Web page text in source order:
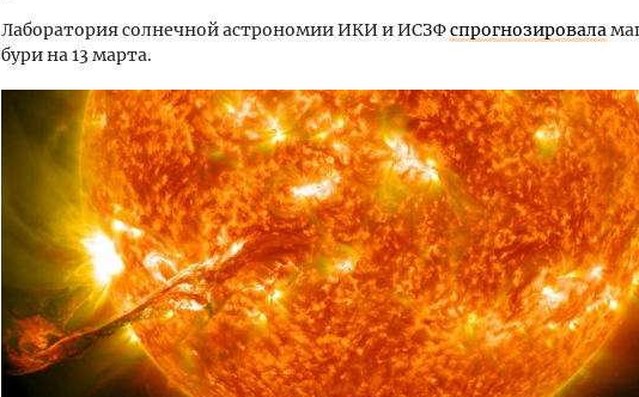
Лаборатория солнечной астрономии ИКИ и ИСЗФспрогнозировала
бури на 13 марта.